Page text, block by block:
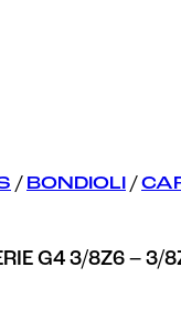
/ BONDIOLI /
G4 3/8Z6 – 3/